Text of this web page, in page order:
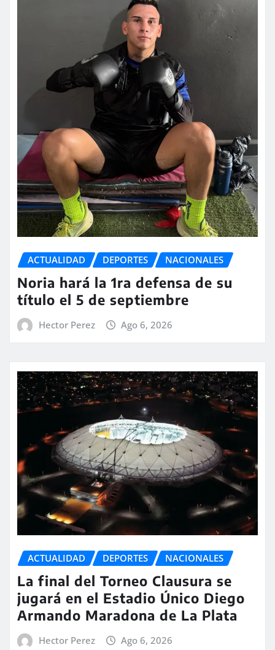
ACTUALIDAD DEPORTES NACIONALES
Noria hará la 1ra defensa de su
título el 5 de septiembre
Hector Perez Ago 6, 2026
ACTUALIDAD DEPORTES NACIONALES
La final del Torneo Clausura se
jugará en el Estadio Único Diego
Armando Maradona de La Plata
Hector Perez Ago 6, 2026